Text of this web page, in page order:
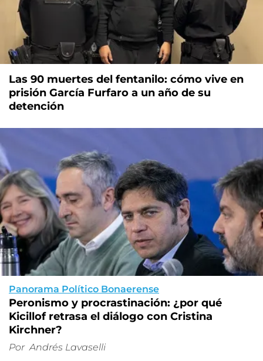
Las 90 muertes del fentanilo: cómo vive en
prisión García Furfaro a un año de su
detención
Panorama Político Bonaerense
Peronismo y procrastinación: ¿por qué
Kicillof retrasa el diálogo con Cristina
Kirchner?
Por Andrés Lavaselli